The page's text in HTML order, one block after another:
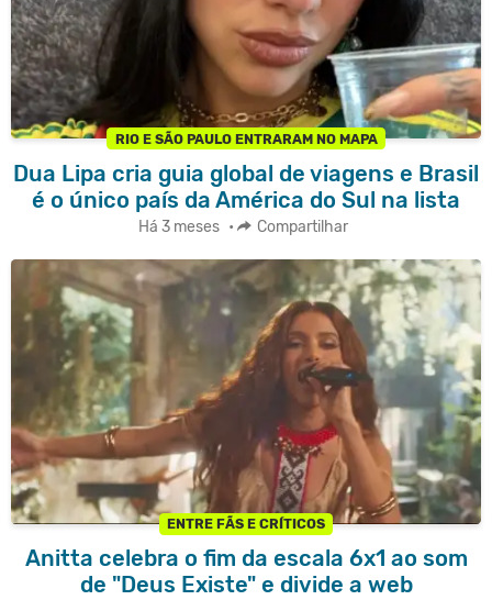
RIO E SÃO PAULO ENTRARAM NO MAPA
Dua Lipa cria guia global de viagens e Brasil
é o único país da América do Sul na lista
Há 3 meses • Compartilhar
ENTRE FÃS E CRÍTICOS
Anitta celebra o fim da escala 6x1 ao som
de "Deus Existe" e divide a web